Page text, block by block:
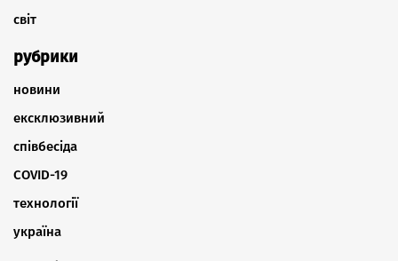
світ
рубрики
новини
ексклюзивний
співбесіда
COVID-19
технології
україна